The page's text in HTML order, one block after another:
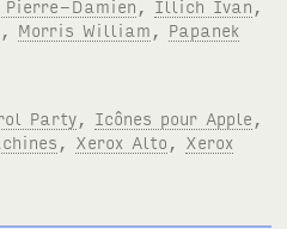
Pierre-Damien , Illich Ivan ,
, Morris William , Papanek
Party, Icônes pour Apple ,
, Xerox Alto , Xerox